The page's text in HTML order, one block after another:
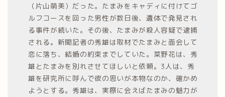
（片山萌美）だった。たまみをキャディに付けてゴ
ルフコースを回った男性が数日後、遺体で発見され
る事件が続いた。その後、たまみが殺人容疑で逮捕
される。新聞記者の秀雄は取材でたまみと面会して
恋に落ち、結婚の約束までしていた。菜野花は、秀
雄とたまみを別れさせてほしいと依頼。3人は、秀
雄を研究所に呼んで彼の思いが本物なのか、確かめ
ようとする。秀雄は、実際に会えばたまみの魅力が